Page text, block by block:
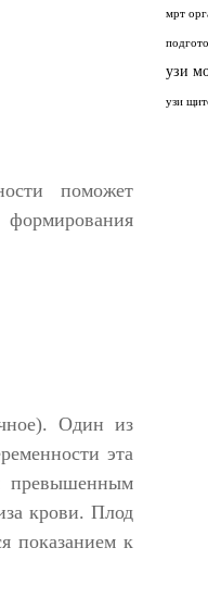
поможет
Один из
эта
превышенным
крови. Плод
показанием к
мрт
узи
узи